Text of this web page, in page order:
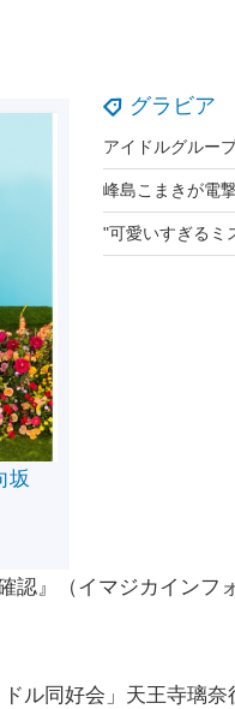
グラビア
坂
』（イマジカインフ
ル同好会」天王寺璃奈